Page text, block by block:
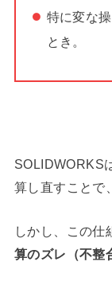
特に変な
とき。
SOLIDWORKS
算し直すことで
しかし、この仕
算のズレ（不整